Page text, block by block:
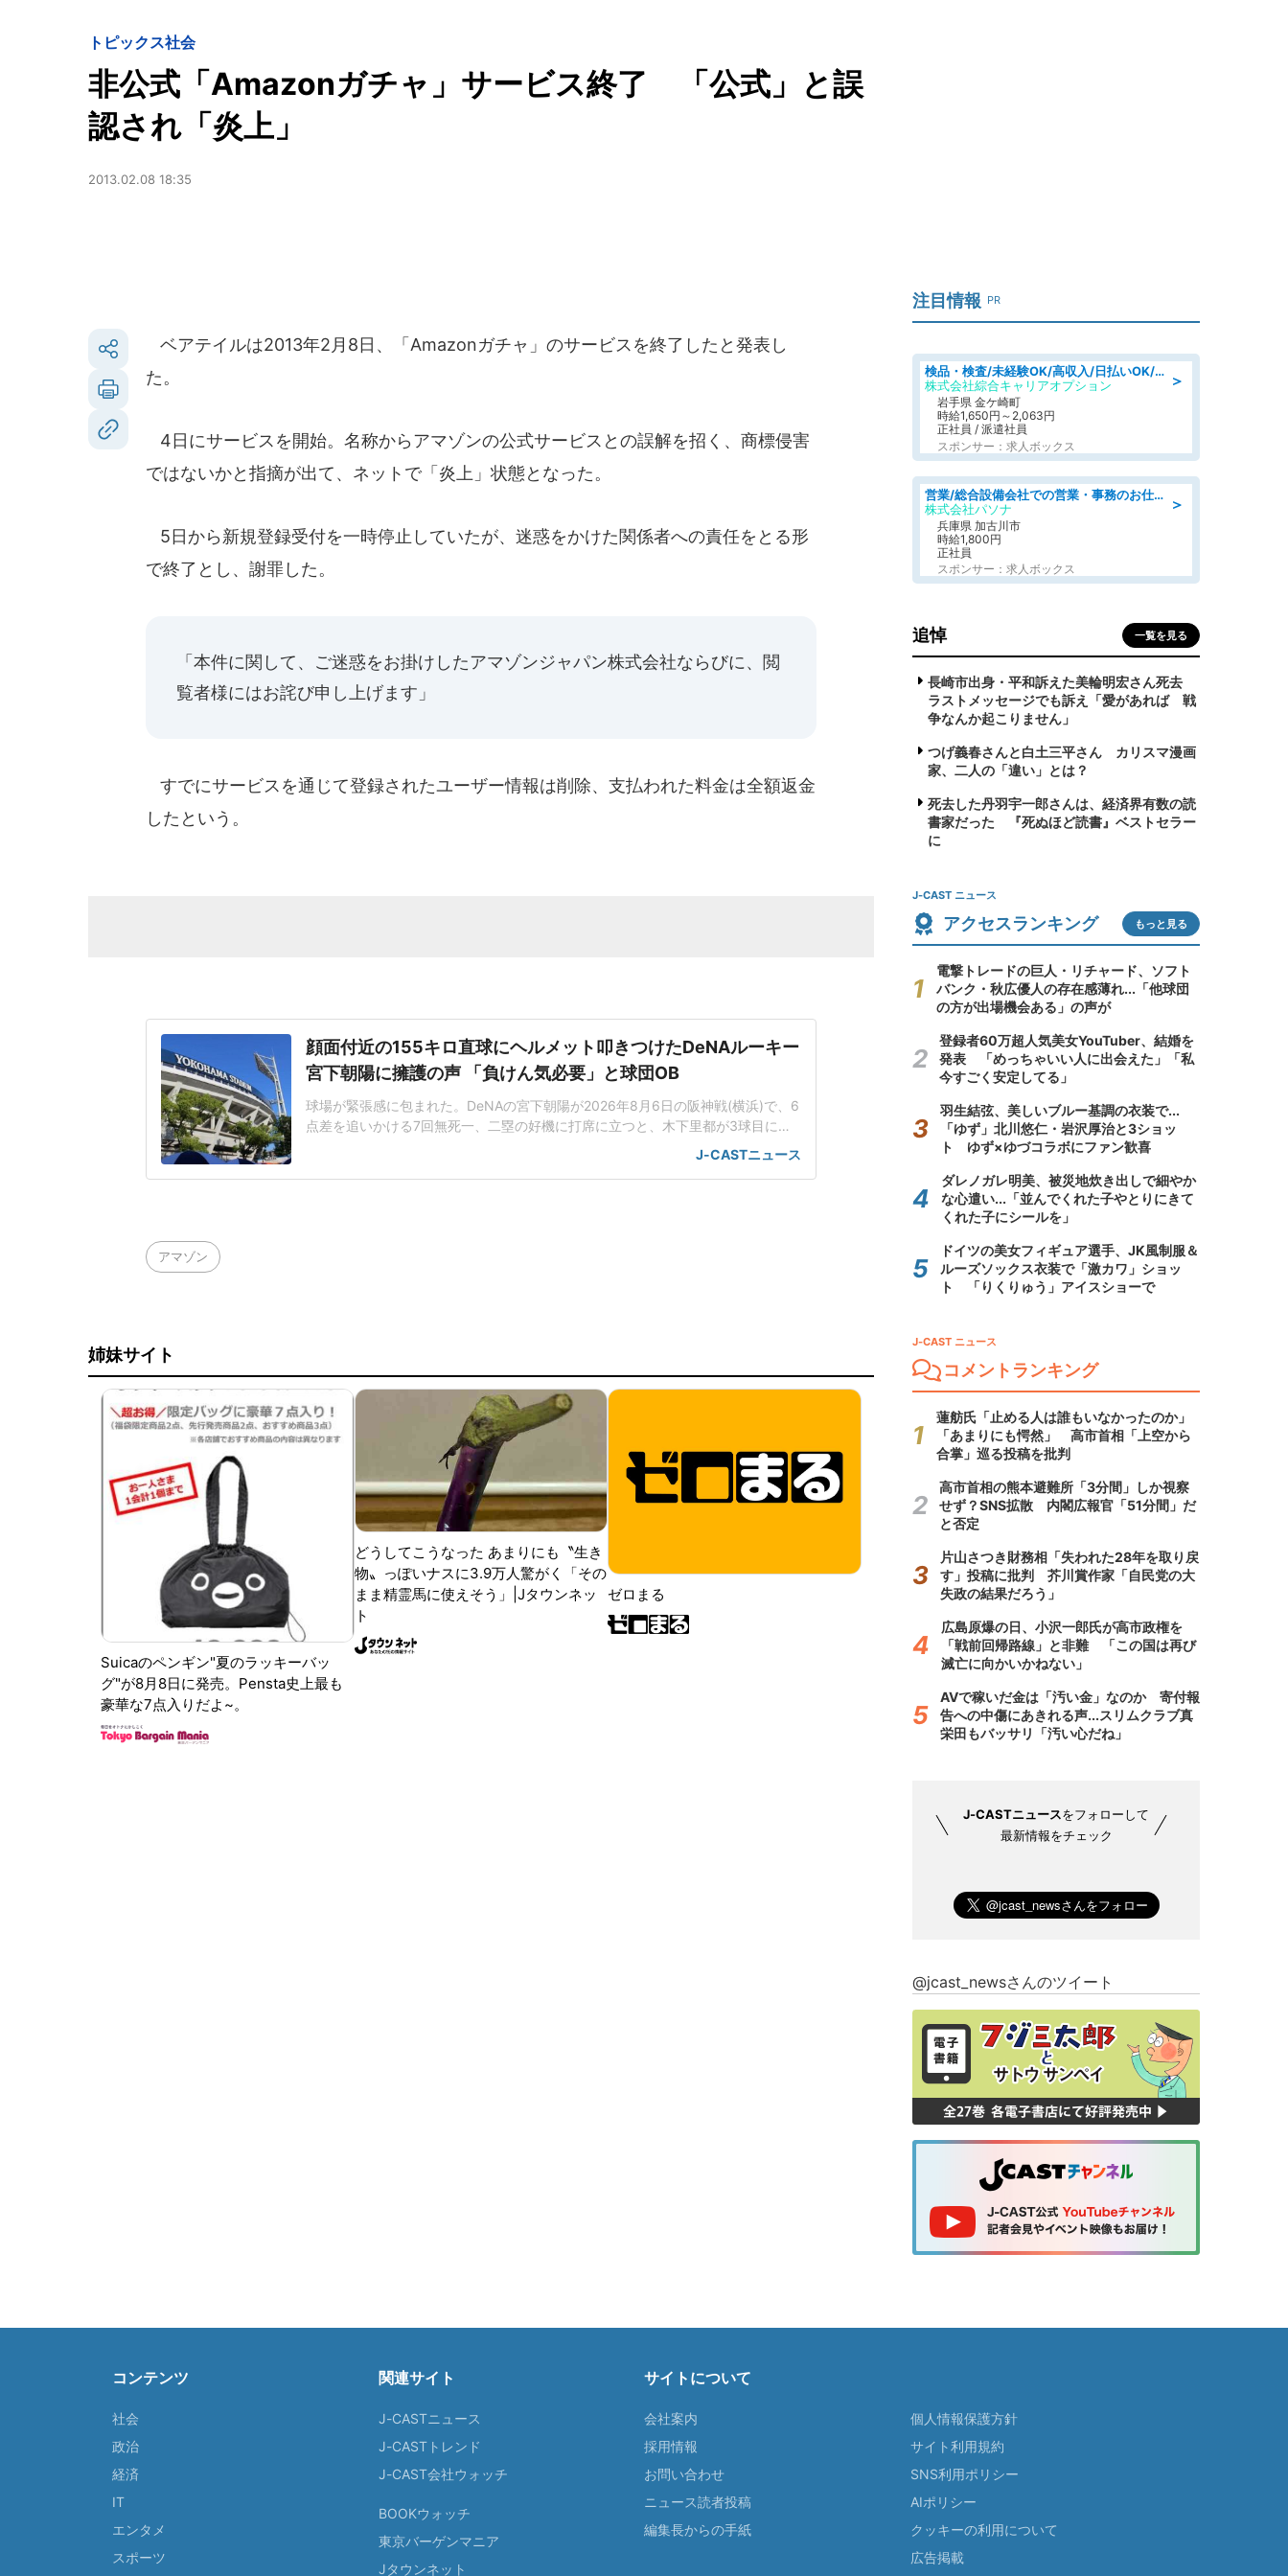
トピックス社会
非公式「Amazonガチャ」サービス終了 「公式」と誤
認され「炎上」
2013.02.08 18:35
ベアテイルは2013年2月8日、「Amazonガチャ」のサービスを終了したと発表し
た。
4日にサービスを開始。名称からアマゾンの公式サービスとの誤解を招く、商標侵害
ではないかと指摘が出て、ネットで「炎上」状態となった。
5日から新規登録受付を一時停止していたが、迷惑をかけた関係者への責任をとる形
で終了とし、謝罪した。
「本件に関して、ご迷惑をお掛けしたアマゾンジャパン株式会社ならびに、閲
覧者様にはお詫び申し上げます」
すでにサービスを通じて登録されたユーザー情報は削除、支払われた料金は全額返金
したという。
顔面付近の155キロ直球にヘルメット叩きつけたDeNAルーキー
宮下朝陽に擁護の声 「負けん気必要」と球団OB
球場が緊張感に包まれた。DeNAの宮下朝陽が2026年8月6日の阪神戦(横浜)で、6
点差を追いかける7回無死一、二塁の好機に打席に立つと、木下里都が3球目に投
じた155キロ直球が顔面付近へ。もんどり打ってよけた宮下は怒りの表情を見せて
ヘルメットを叩きつけた。「熱くなってしまった部分があったのでしょう」前日5
J-CASTニュース
アマゾン
姉妹サイト
Suicaのペンギン"夏のラッキーバッ
グ"が8月8日に発売。Pensta史上最も
豪華な7点入りだよ~。
どうしてこうなった あまりにも〝生き
物〟っぽいナスに3.9万人驚がく「その
まま精霊馬に使えそう」|Jタウンネッ
ト
ゼロまる
注目情報 PR
＞
検品・検査/未経験OK/高収入/日払いOK/交替制/20・30・40代活躍中
株式会社綜合キャリアオプション
岩手県 金ケ崎町
時給1,650円～2,063円
正社員 / 派遣社員
スポンサー：求人ボックス
＞
営業/総合設備会社での営業・事務のお仕事/即日勤務可/車通勤可/営業/営業事務
株式会社パソナ
兵庫県 加古川市
時給1,800円
正社員
スポンサー：求人ボックス
追悼 一覧を見る
長崎市出身・平和訴えた美輪明宏さん死去
ラストメッセージでも訴え「愛があれば 戦
争なんか起こりません」
つげ義春さんと白土三平さん カリスマ漫画
家、二人の「違い」とは？
死去した丹羽宇一郎さんは、経済界有数の読
書家だった 『死ぬほど読書』ベストセラー
に
J-CAST ニュース
アクセスランキング もっと見る
電撃トレードの巨人・リチャード、ソフト
バンク・秋広優人の存在感薄れ...「他球団
の方が出場機会ある」の声が
登録者60万超人気美女YouTuber、結婚を
発表 「めっちゃいい人に出会えた」「私
今すごく安定してる」
羽生結弦、美しいブルー基調の衣装で...
「ゆず」北川悠仁・岩沢厚治と3ショッ
ト ゆず×ゆづコラボにファン歓喜
ダレノガレ明美、被災地炊き出しで細やか
な心遣い...「並んでくれた子やとりにきて
くれた子にシールを」
ドイツの美女フィギュア選手、JK風制服＆
ルーズソックス衣装で「激カワ」ショッ
ト 「りくりゅう」アイスショーで
J-CAST ニュース
コメントランキング
蓮舫氏「止める人は誰もいなかったのか」
「あまりにも愕然」 高市首相「上空から
合掌」巡る投稿を批判
高市首相の熊本避難所「3分間」しか視察
せず？SNS拡散 内閣広報官「51分間」だ
と否定
片山さつき財務相「失われた28年を取り戻
す」投稿に批判 芥川賞作家「自民党の大
失政の結果だろう」
広島原爆の日、小沢一郎氏が高市政権を
「戦前回帰路線」と非難 「この国は再び
滅亡に向かいかねない」
AVで稼いだ金は「汚い金」なのか 寄付報
告への中傷にあきれる声...スリムクラブ真
栄田もバッサリ「汚い心だね」
J-CASTニュースをフォローして
最新情報をチェック
@jcast_newsさんのツイート
コンテンツ
社会
政治
経済
IT
エンタメ
スポーツ
関連サイト
J-CASTニュース
J-CASTトレンド
J-CAST会社ウォッチ
BOOKウォッチ
東京バーゲンマニア
Jタウンネット
サイトについて
会社案内
採用情報
お問い合わせ
ニュース読者投稿
編集長からの手紙
個人情報保護方針
サイト利用規約
SNS利用ポリシー
AIポリシー
クッキーの利用について
広告掲載